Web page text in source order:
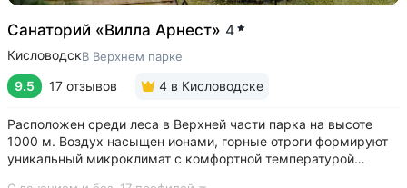
Санаторий «Вилла Арнест» 4
КисловодскВ Верхнем парке
9.5 17 отзывов 4 в Кисловодске
Расположен среди леса в Верхней части парка на высоте
1000 м. Воздух насыщен ионами, горные отроги формируют
уникальный микроклимат с комфортной температурой